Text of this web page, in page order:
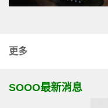
更多
SOOO最新消息